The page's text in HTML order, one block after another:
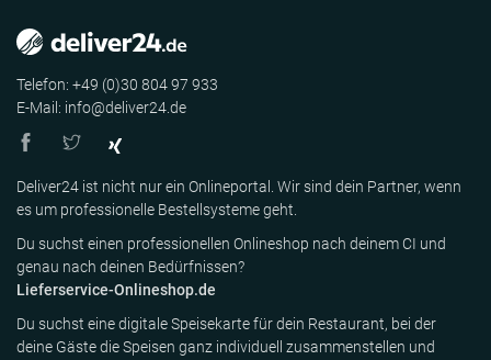
Telefon: +49 (0)30 804 97 933
E-Mail: info@deliver24.de
Deliver24 ist nicht nur ein Onlineportal. Wir sind dein Partner, wenn
es um professionelle Bestellsysteme geht.
Du suchst einen professionellen Onlineshop nach deinem CI und
genau nach deinen Bedürfnissen?
Lieferservice-Onlineshop.de
Du suchst eine digitale Speisekarte für dein Restaurant, bei der
deine Gäste die Speisen ganz individuell zusammenstellen und